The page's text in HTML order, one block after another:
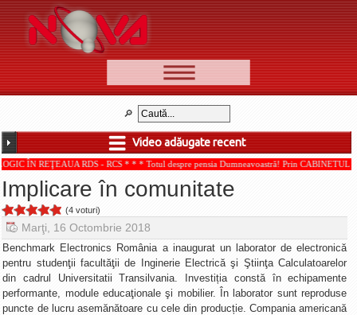
📰 Ştiri
🆕 Cele mai noi
Ştirile Nova TV
Poveşti din Braşov
Punct şi de la capăt
Faţă în faţă
Punctul pe I
BV-01-ADE
Video adăugate recent
ÎN REŢEAUA RDS - RCS * * * Totul despre pensia Dumneavoastră! Prin
Implicare în comunitate
(4 voturi)
Marţi, 16 Octombrie 2018
Benchmark Electronics România a inaugurat un laborator de electronică
pentru studenţii facultăţii de Inginerie Electrică şi Ştiinţa Calculatoarelor
din cadrul Universitatii Transilvania. Investiția constă în echipamente
performante, module educaţionale şi mobilier. În laborator sunt reproduse
puncte de lucru asemănătoare cu cele din producție. Compania americană